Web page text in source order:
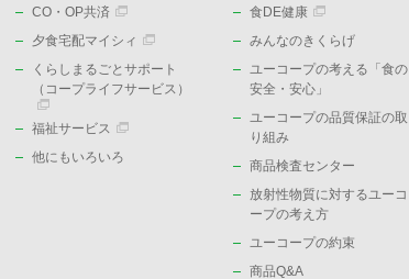
CO・OP共済
夕食宅配マイシィ
くらしまるごとサポート
（コープライフサービス）
福祉サービス
他にもいろいろ
食DE健康
みんなのきくらげ
ユーコープの考える「食の
安全・安心」
ユーコープの品質保証の取
り組み
商品検査センター
放射性物質に対するユーコ
ープの考え方
ユーコープの約束
商品Q&A